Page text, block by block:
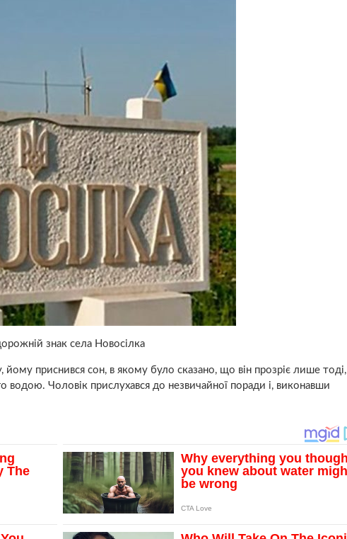
знак села Новосілка
йому приснився сон, в якому було сказано, що він прoзріє лише тоді,
Чоловік прислухався до незвичайної поради і, виконавши